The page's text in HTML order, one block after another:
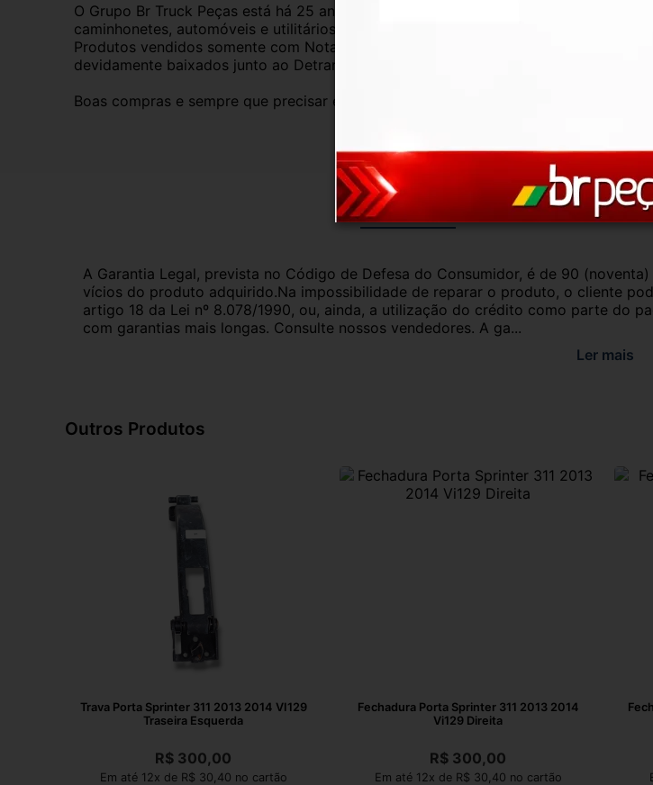
O Grupo Br Truck Peças está há 25 anos comercializando peças para caminhões,
caminhonetes, automóveis e utilitários. Todas com garantia de procedência e
Produtos vendidos somente com Nota Fiscal e proveniente de veículo sucata –
devidamente baixados junto ao Detran.
Boas compras e sempre que precisar estamos aqui para ajudar!
Garantia Certificado de
A Garantia Legal, prevista no Código de Defesa do Consumidor, é de 90
vícios do produto adquirido.Na impossibilidade de reparar o produto, o cliente
artigo 18 da Lei nº 8.078/1990, ou, ainda, a utilização do crédito como parte do
com garantias mais longas. Consulte nossos vendedores. A ga...
Ler mais
Outros Produtos
Trava Porta Sprinter 311 2013 2014 VI129
Traseira Esquerda
R$ 300,00
Em até 12x de R$ 30,40 no cartão
Fechadura Porta Sprinter 311 2013 2014
Vi129 Direita
R$ 300,00
Em até 12x de R$ 30,40 no cartão